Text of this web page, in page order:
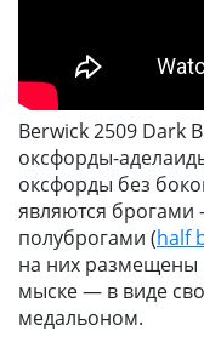
Berwick 2509 Dark
оксфорды-
оксфорды без
являются
полуброгами (half
на них размещены
мыске — в виде
медальоном.